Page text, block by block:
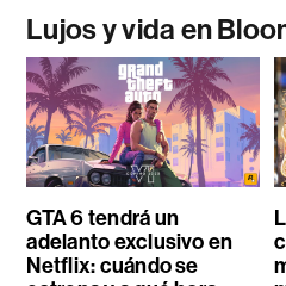
Lujos y vida en
GTA 6 tendrá un
adelanto exclusivo en
Netflix: cuándo se